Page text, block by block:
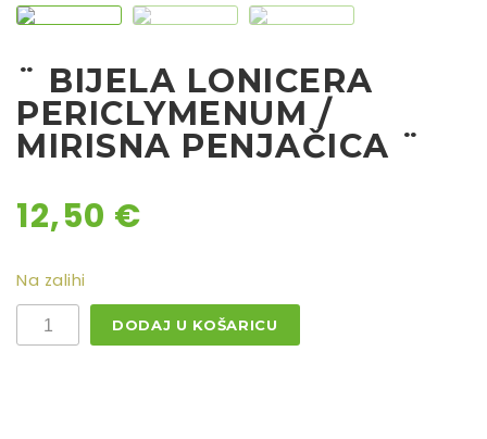
Rajčice
Ostalo sjeme
¨ BIJELA LONICERA
PERICLYMENUM /
MIRISNA PENJAČICA ¨
12,50 €
Na zalihi
¨
BIJELA
LONICERA
DODAJ U KOŠARICU